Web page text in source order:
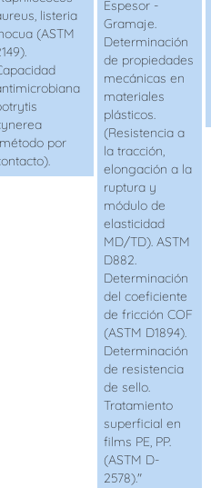
, listeria
(ASTM
por
Espesor -
Gramaje.
Determinación
de propiedades
mecánicas en
materiales
plásticos.
(Resistencia a
la tracción,
elongación a la
ruptura y
módulo de
elasticidad
MD/TD). ASTM
D882.
Determinación
del coeficiente
de fricción COF
(ASTM D1894).
Determinación
de resistencia
de sello.
Tratamiento
superficial en
films PE, PP.
(ASTM D-
2578)."